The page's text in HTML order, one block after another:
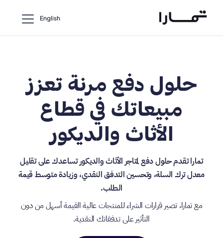
English
حلول دفع مرنة تعزز
مبيعاتك في قطاع
الأثاث والديكور
تمارا تقدم حلول دفع لمتاجر الأثاث والديكور تساعدك على تقليل
معدل ترك السلة، وتحسين التدفق النقدي، وزيادة متوسط قيمة
الطلب.
مع تمارا، تصير قرارات الشراء للمنتجات عالية القيمة أسهل من دون
التأثير على تدفقاتك النقدية.